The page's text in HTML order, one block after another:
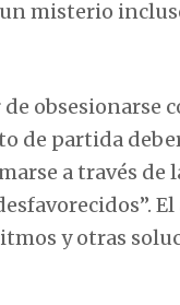
misterio
obsesionarse
de partida
a través
y otras